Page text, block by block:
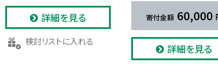
詳細を見る
検討リストに入れる
60,000
詳細を見る